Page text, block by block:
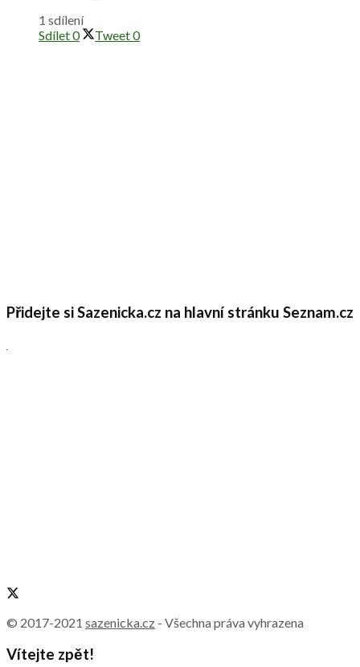
1 sdílení
Sdílet0 Tweet0
Přidejte si Sazenicka.cz na hlavní stránku Seznam.cz
© 2017-2021 sazenicka.cz - Všechna práva vyhrazena
Vítejte zpět!